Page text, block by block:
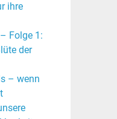
ihre
Folge 1:
der
– wenn